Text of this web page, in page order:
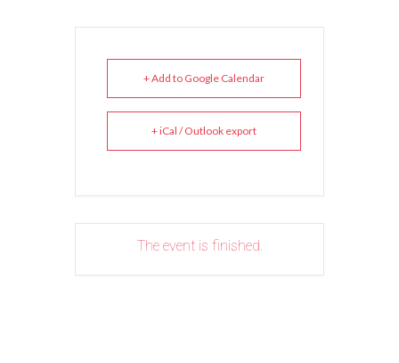
+ Add to Google Calendar
+ iCal / Outlook export
The event is finished.